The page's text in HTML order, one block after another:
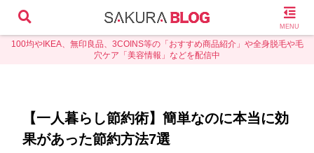
100均やIKEA、無印良品、3COINS等の「おすすめ商品紹介」や全身脱毛や毛
穴ケア「美容情報」などを配信中
【一人暮らし節約術】簡単なのに本当に効
果があった節約方法7選
MENU